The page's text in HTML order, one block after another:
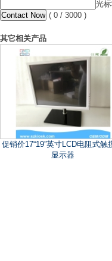
光
( 0 / 3000 )
其它相关产品
促销价17“19”英寸LCD电阻式触
显示器